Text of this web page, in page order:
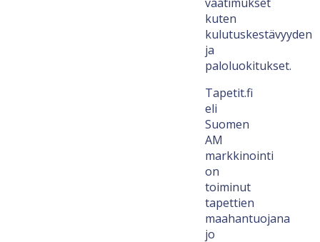
kuten
kulutuskestävyyden
ja
paloluokitukset.
Tapetit.fi
eli
Suomen
AM
markkinointi
on
toiminut
tapettien
maahantuojana
jo